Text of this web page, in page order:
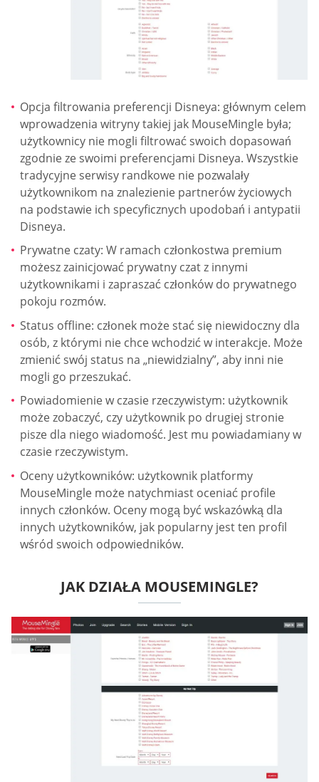
Opcja filtrowania preferencji Disneya: głównym celem
wprowadzenia witryny takiej jak MouseMingle była;
użytkownicy nie mogli filtrować swoich dopasowań
zgodnie ze swoimi preferencjami Disneya. Wszystkie
tradycyjne serwisy randkowe nie pozwalały
użytkownikom na znalezienie partnerów życiowych
na podstawie ich specyficznych upodobań i antypatii
Disneya.
Prywatne czaty: W ramach członkostwa premium
możesz zainicjować prywatny czat z innymi
użytkownikami i zapraszać członków do prywatnego
pokoju rozmów.
Status offline: członek może stać się niewidoczny dla
osób, z którymi nie chce wchodzić w interakcje. Może
zmienić swój status na „niewidzialny”, aby inni nie
mogli go przeszukać.
Powiadomienie w czasie rzeczywistym: użytkownik
może zobaczyć, czy użytkownik po drugiej stronie
pisze dla niego wiadomość. Jest mu powiadamiany w
czasie rzeczywistym.
Oceny użytkowników: użytkownik platformy
MouseMingle może natychmiast oceniać profile
innych członków. Oceny mogą być wskazówką dla
innych użytkowników, jak popularny jest ten profil
wśród swoich odpowiedników.
JAK DZIAŁA MOUSEMINGLE?